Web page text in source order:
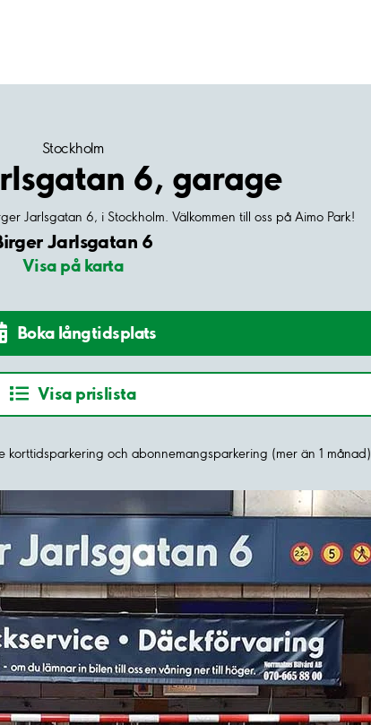
Stockholm
6, garage
Jarlsgatan 6, i Stockholm. Välkommen till oss på Aimo Park!
Jarlsgatan 6
Visa på karta
Boka långtidsplats
Visa prislista
och abonnemangsparkering (mer än 1 månad).